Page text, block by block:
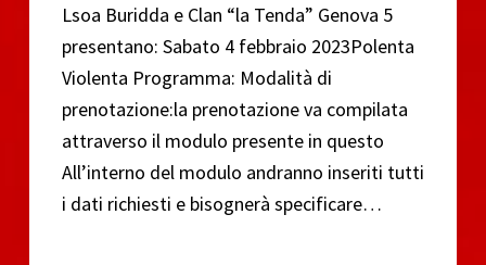
Lsoa Buridda e Clan “la Tenda” Genova 5
presentano: Sabato 4 febbraio 2023Polenta
Violenta Programma: Modalità di
prenotazione:la prenotazione va compilata
attraverso il modulo presente in questo
All’interno del modulo andranno inseriti tutti
i dati richiesti e bisognerà specificare…